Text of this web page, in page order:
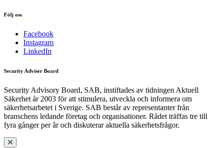
Följ oss
Facebook
Instagram
LinkedIn
Security Adviser Board
Security Advisory Board, SAB, instiftades av tidningen Aktuell
Säkerhet år 2003 för att stimulera, utveckla och informera om
säkerhetsarbetet i Sverige. SAB består av representanter från
branschens ledande företag och organisationer. Rådet träffas tre till
fyra gånger per år och diskuterar aktuella säkerhetsfrågor.